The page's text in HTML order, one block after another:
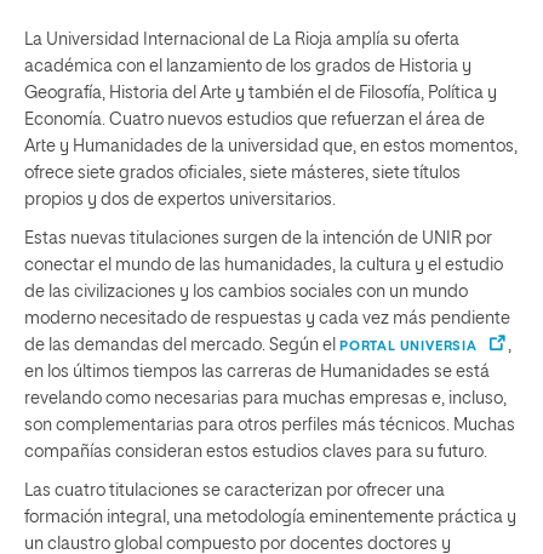
La Universidad Internacional de La Rioja amplía su oferta
académica con el lanzamiento de los grados de Historia y
Geografía, Historia del Arte y también el de Filosofía, Política y
Economía. Cuatro nuevos estudios que refuerzan el área de
Arte y Humanidades de la universidad que, en estos momentos,
ofrece siete grados oficiales, siete másteres, siete títulos
propios y dos de expertos universitarios.
Estas nuevas titulaciones surgen de la intención de UNIR por
conectar el mundo de las humanidades, la cultura y el estudio
de las civilizaciones y los cambios sociales con un mundo
moderno necesitado de respuestas y cada vez más pendiente
de las demandas del mercado. Según el
PORTAL UNIVERSIA
en los últimos tiempos las carreras de Humanidades se está
revelando como necesarias para muchas empresas e, incluso,
son complementarias para otros perfiles más técnicos. Muchas
compañías consideran estos estudios claves para su futuro.
Las cuatro titulaciones se caracterizan por ofrecer una
formación integral, una metodología eminentemente práctica y
un claustro global compuesto por docentes doctores y